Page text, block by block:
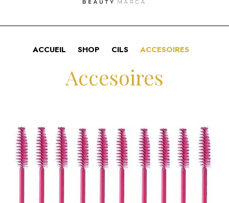
ACCUEIL SHOP CILS ACCESOIRES
Accesoires